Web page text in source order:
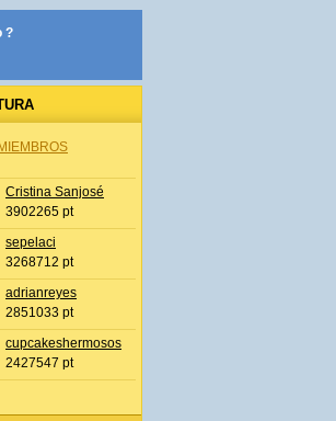
?
Cristina Sanjosé
3902265 pt
sepelaci
3268712 pt
adrianreyes
2851033 pt
cupcakeshermosos
2427547 pt